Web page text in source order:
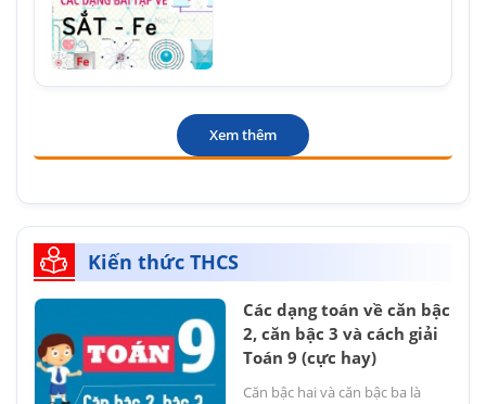
Xem thêm
Kiến thức THCS
Các dạng toán về căn bậc
2, căn bậc 3 và cách giải
Toán 9 (cực hay)
Căn bậc hai và căn bậc ba là